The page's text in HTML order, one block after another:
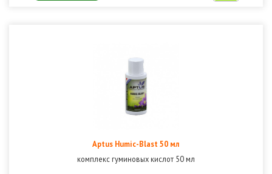
Aptus Humic-Blast 50 мл
комплекс гуминовых кислот 50 мл